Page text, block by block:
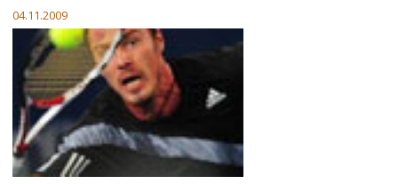
04.11.2009